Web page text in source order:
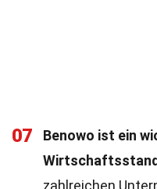
07
Benowo ist ein
zahlreichen